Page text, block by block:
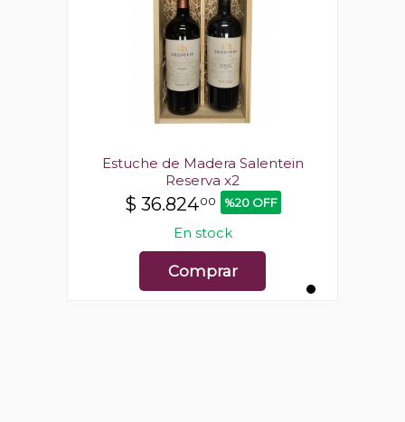
Estuche de Madera Salentein
Reserva x2
$ 36.82400 %20 OFF
En stock
Comprar